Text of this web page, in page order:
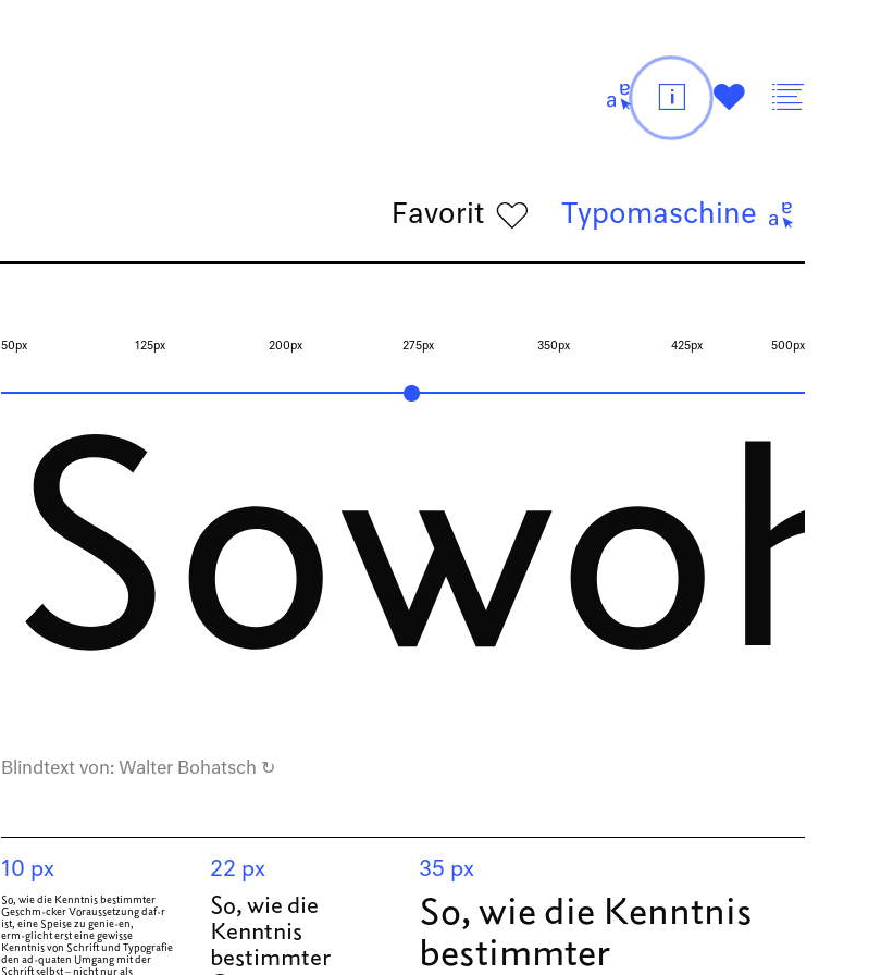
t i # v
Typomaschine t
Favorit h
50px 125px 200px 275px 350px 425px 500px
Blindtext von: Walter Bohatsch ↻
10 px
So, wie die Kenntnis bestimmter
Geschmäcker Voraussetzung dafür
ist, eine Speise zu genießen,
ermöglicht erst eine gewisse
Kenntnis von Schrift und Typografie
den adäquaten Umgang mit der
Schrift selbst – nicht nur als
22 px
So, wie die
Kenntnis
bestimmter
35 px
So, wie die Kenntnis
bestimmter